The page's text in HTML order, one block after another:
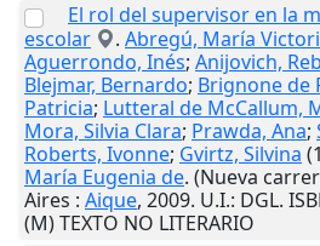
El rol del supervisor en la
escolar
. Abregú, María
Aguerrondo, Inés; Anijovich,
Blejmar, Bernardo; Brignone de
Patricia; Lutteral de McCallum,
Mora, Silvia Clara; Prawda, Ana;
Roberts, Ivonne; Gvirtz, Silvina
María Eugenia de. (Nueva
Aires : Aique, 2009. U.I.: DGL.
(M) TEXTO NO LITERARIO